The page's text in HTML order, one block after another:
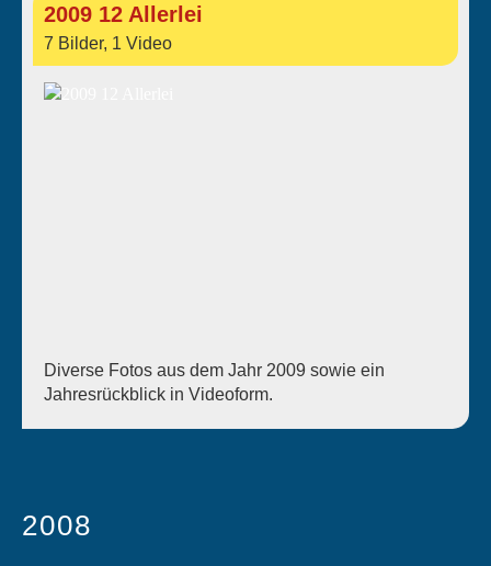
2009 12 Allerlei
7 Bilder, 1 Video
Diverse Fotos aus dem Jahr 2009 sowie ein
Jahresrückblick in Videoform.
2008